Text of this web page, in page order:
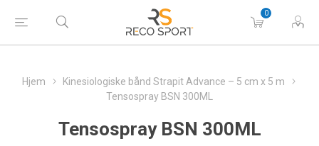
0
Hjem
Kinesiologiske bånd Strapit Advance – 5 cm x 5 m
Tensospray BSN 300ML
Tensospray BSN 300ML